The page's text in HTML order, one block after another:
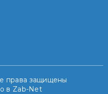
права защищены
в Zab-Net